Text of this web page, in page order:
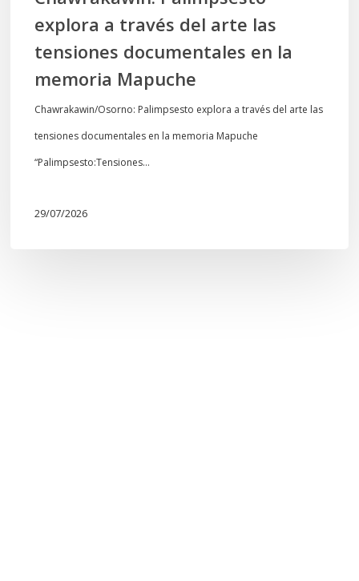
memoria
Mapuche
explora a través del arte las
tensiones documentales en la
memoria Mapuche
Chawrakawin/Osorno: Palimpsesto explora a través del arte las
tensiones documentales en la memoria Mapuche
“Palimpsesto:Tensiones…
29/07/2026